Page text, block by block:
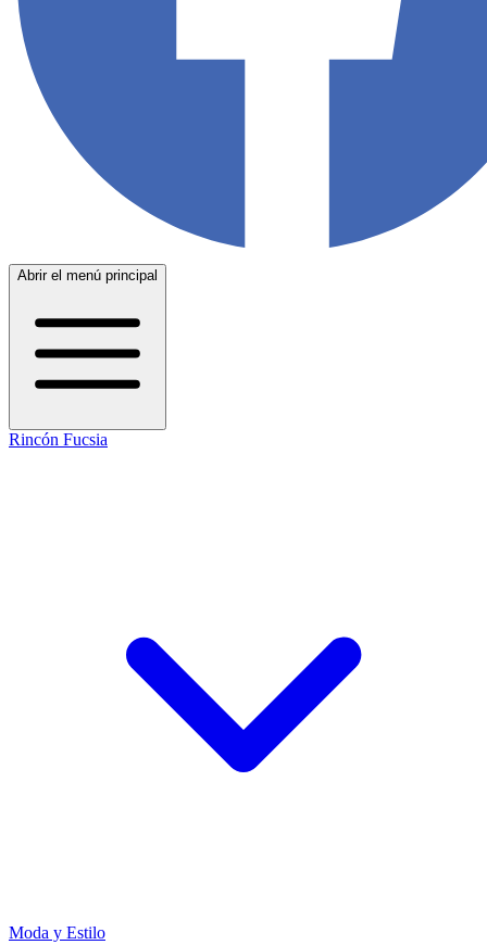
Abrir el menú principal
Rincón Fucsia
Moda y Estilo